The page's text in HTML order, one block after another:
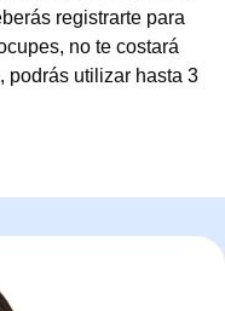
registrarte para
no te costará
podrás utilizar hasta 3